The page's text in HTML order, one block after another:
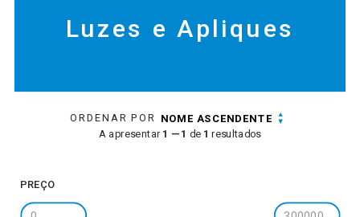
Luzes e Apliques
ORDENAR POR
NOME ASCENDENTE
A apresentar 1 — 1 de 1 resultados
PREÇO